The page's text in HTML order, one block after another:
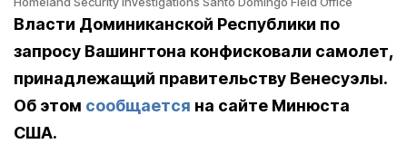
Власти Доминиканской Республики по
запросу Вашингтона конфисковали самолет,
принадлежащий правительству Венесуэлы.
Об этом сообщается на сайте Минюста
США.